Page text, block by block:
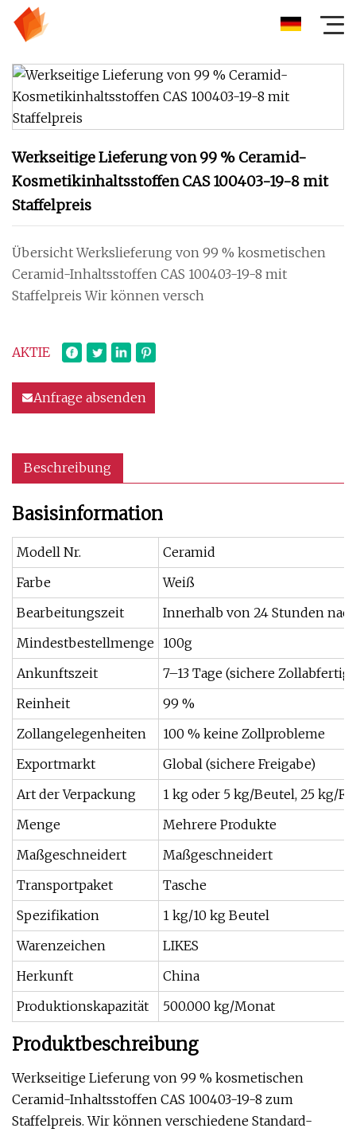
Werkseitige Lieferung von 99 % Ceramid-
Kosmetikinhaltsstoffen CAS 100403-19-8 mit
Staffelpreis
Übersicht Werkslieferung von 99 % kosmetischen
Ceramid-Inhaltsstoffen CAS 100403-19-8 mit
Staffelpreis Wir können versch
AKTIE
Anfrage absenden
Beschreibung
Basisinformation
Modell Nr.
Ceramid
Farbe
Weiß
Bearbeitungszeit
Innerhalb von 24 Stunden
Mindestbestellmenge 100g
Ankunftszeit
7–13 Tage (sichere
Reinheit
99 %
Zollangelegenheiten
100 % keine Zollprobleme
Exportmarkt
Global (sichere Freigabe)
Art der Verpackung
1 kg oder 5 kg/Beutel, 25 kg/
Menge
Mehrere Produkte
Maßgeschneidert
Maßgeschneidert
Transportpaket
Tasche
Spezifikation
1 kg/10 kg Beutel
Warenzeichen
LIKES
Herkunft
China
Produktionskapazität
500.000 kg/Monat
Produktbeschreibung
Werkseitige Lieferung von 99 % kosmetischen
Ceramid-Inhaltsstoffen CAS 100403-19-8 zum
Staffelpreis. Wir können verschiedene Standard-